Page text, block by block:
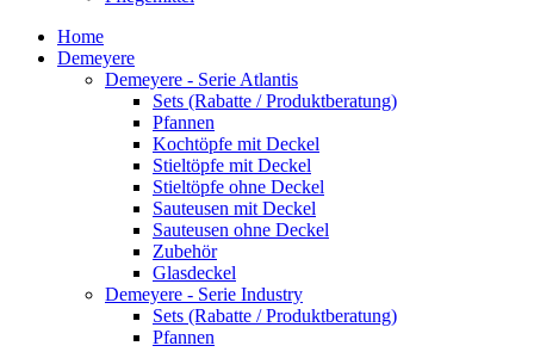
Home
Demeyere
Demeyere - Serie Atlantis
Sets (Rabatte / Produktberatung)
Pfannen
Kochtöpfe mit Deckel
Stieltöpfe mit Deckel
Stieltöpfe ohne Deckel
Sauteusen mit Deckel
Sauteusen ohne Deckel
Zubehör
Glasdeckel
Demeyere - Serie Industry
Sets (Rabatte / Produktberatung)
Pfannen